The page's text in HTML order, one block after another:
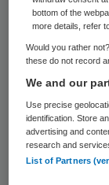
Dat stelt
“In
ZN-site.
bottom of the
more details, refer
Would you rather
these do not record
We and our
Use precise
identification. Store
advertising and
research and
List of Partners